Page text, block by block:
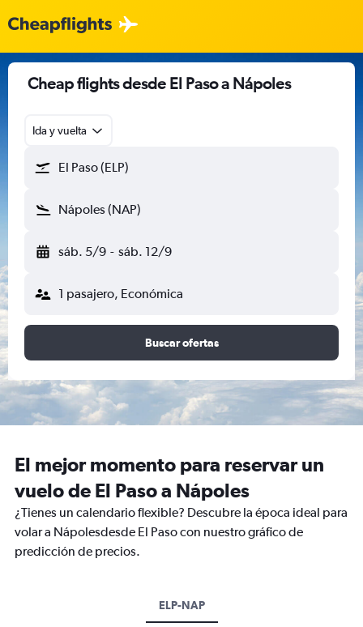
Cheap flights desde El Paso a Nápoles
Ida y vuelta
El Paso (ELP)
Nápoles (NAP)
sáb. 5/9 - sáb. 12/9
1 pasajero, Económica
Buscar ofertas
El mejor momento para reservar un
vuelo de El Paso a Nápoles
¿Tienes un calendario flexible? Descubre la época ideal para
volar a Nápolesdesde El Paso con nuestro gráfico de
predicción de precios.
ELP-NAP